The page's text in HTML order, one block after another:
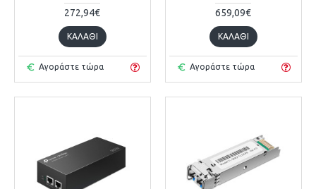
272,94€
ΚΑΛΆΘΙ
Αγοράστε τώρα
659,09€
ΚΑΛΆΘΙ
Αγοράστε τώρα